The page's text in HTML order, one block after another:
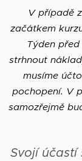
V případě
začátkem
Týden
strhnout
musíme
pochopení. V
samozřejmě
Svojí